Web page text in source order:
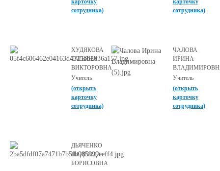
карточку
сотрудника)
карточку
сотрудника)
ХУДЯКОВА
ТАТЬЯНА
ВИКТОРОВНА
Учитель
(открыть
карточку
сотрудника)
ЧАЛОВА
ИРИНА
Учитель
(открыть
карточку
сотрудника)
ДЬЯЧЕНКО
НАДЕЖДА
БОРИСОВНА